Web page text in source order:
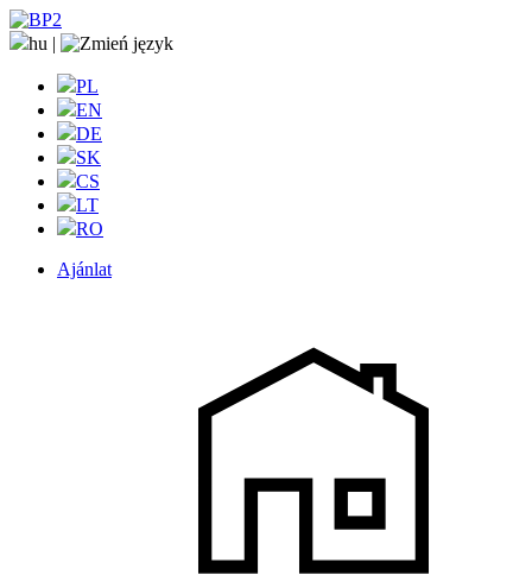
hu |
PL
EN
DE
SK
CS
LT
RO
Ajánlat